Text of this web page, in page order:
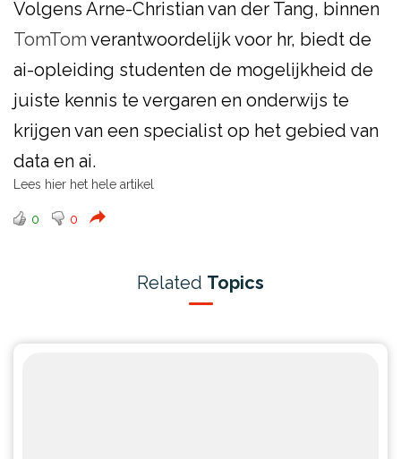
Volgens Arne-Christian van der Tang, binnen
TomTom verantwoordelijk voor hr, biedt de
ai-opleiding studenten de mogelijkheid de
juiste kennis te vergaren en onderwijs te
krijgen van een specialist op het gebied van
data en ai.
Lees hier het hele artikel
0 0
Related Topics